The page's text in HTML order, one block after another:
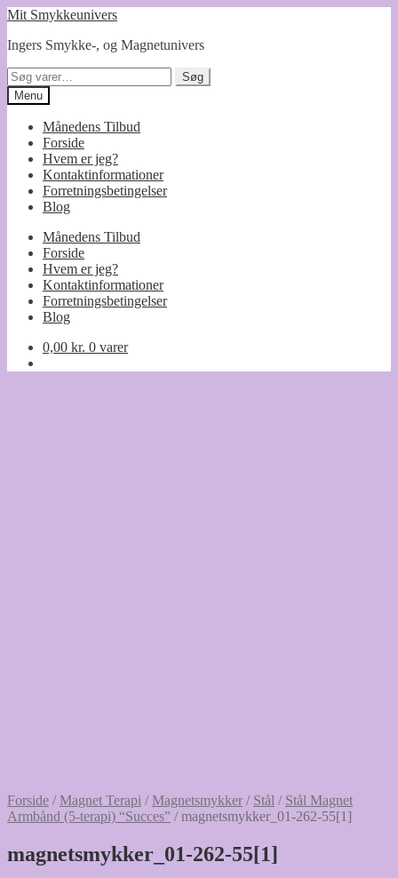
Spring
navigation
Spring
indhold
Mit Smykkeunivers
Ingers Smykke-, og Magnetunivers
Søg
efter:
Søg
Menu
Månedens Tilbud
Forside
Hvem er jeg?
Kontaktinformationer
Forretningsbetingelser
Blog
Månedens Tilbud
Forside
Hvem er jeg?
Kontaktinformationer
Forretningsbetingelser
Blog
0,00 kr. 0 varer
Forside /Magnet Terapi /Magnetsmykker / Stål / Stål Magnet
Armbånd (5-terapi) “Succes” /magnetsmykker_01-262-55[1]
magnetsmykker_01-262-55[1]